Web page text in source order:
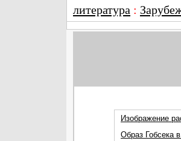
литература :
Изображение
Образ Гобсека